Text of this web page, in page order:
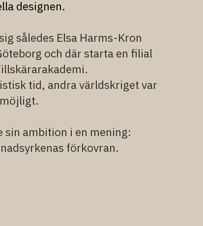
designen.
således Elsa Harms-Kron
och där starta en filial
tid, andra världskriget var
sin ambition i en mening:
förkovran.